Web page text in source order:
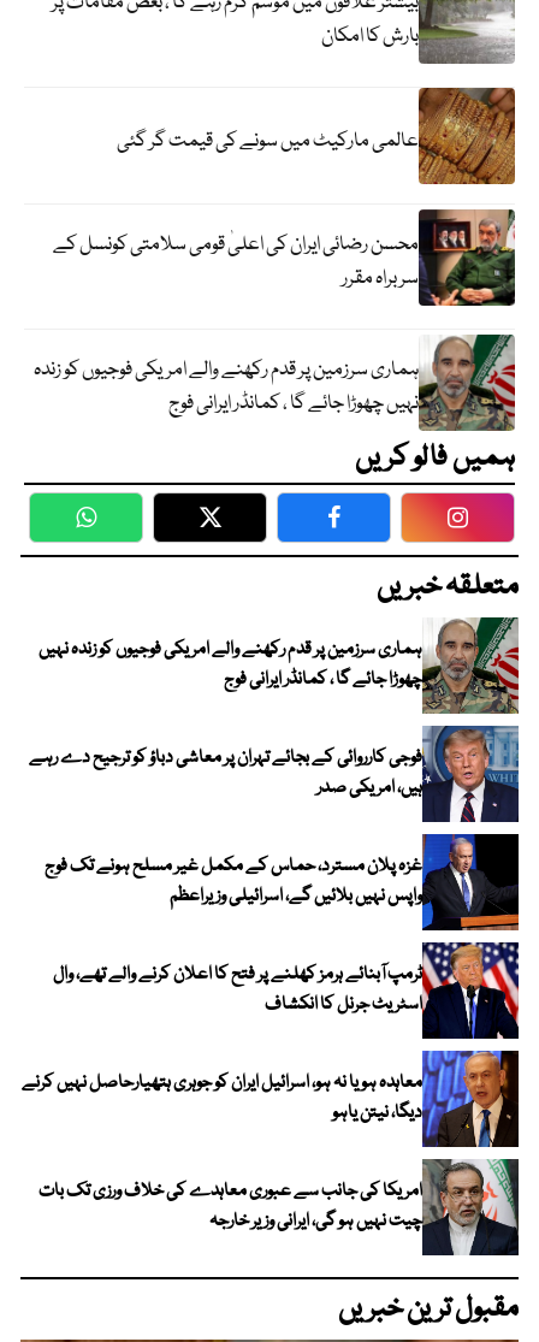
بارش کا امکان
عالمی مارکیٹ میں سونے کی قیمت گر گئی
محسن رضائی ایران کی اعلیٰ قومی سلامتی کونسل کے
سربراہ مقرر
ہماری سرزمین پر قدم رکھنے والے امریکی فوجیوں کو زندہ
نہیں چھوڑا جائے گا ، کمانڈر ایرانی فوج
ہمیں فالو کریں
WhatsApp Twitter Facebook
متعلقہ خبریں
ہماری سرزمین پر قدم رکھنے والے امریکی فوجیوں کو زندہ نہیں
چھوڑا جائے گا ، کمانڈر ایرانی فوج
فوجی کارروائی کے بجائے تہران پر معاشی دباؤ کو ترجیح دے رہے
ہیں، امریکی صدر
غزہ پلان مسترد، حماس کے مکمل غیر مسلح ہونے تک فوج
واپس نہیں بلائیں گے، اسرائیلی وزیراعظم
ٹرمپ آبنائے ہرمز کھلنے پر فتح کا اعلان کرنے والے تھے، وال
اسٹریٹ جرنل کا انکشاف
معاہدہ ہو یا نہ ہو، اسرائیل ایران کو جوہری ہتھیارحاصل نہیں کرنے
دیگا، نیتن یاہو
امریکا کی جانب سے عبوری معاہدے کی خلاف ورزی تک بات
چیت نہیں ہو گی، ایرانی وزیر خارجہ
مقبول ترین خبریں